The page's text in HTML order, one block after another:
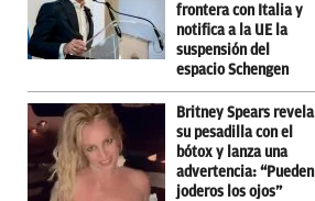
frontera con Italia y
notifica a la UE la
suspensión del
espacio Schengen
Britney Spears revela
su pesadilla con el
bótox y lanza una
advertencia: “Pueden
joderos los ojos”